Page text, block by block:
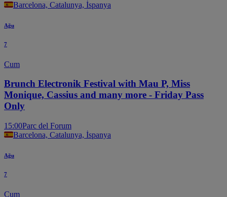
Barcelona, Catalunya, İspanya
Ağu
7
Cum
Brunch Electronik Festival with Mau P, Miss
Monique, Cassius and many more - Friday Pass
Only
15:00Parc del Forum
Barcelona, Catalunya, İspanya
Ağu
7
Cum